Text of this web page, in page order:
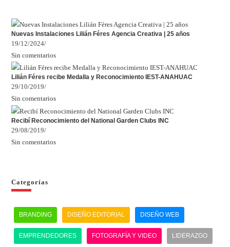
Nuevas Instalaciones Lilián Féres Agencia Creativa | 25 años
19/12/2024/
Sin comentarios
Lilián Féres recibe Medalla y Reconocimiento IEST-ANAHUAC
29/10/2019/
Sin comentarios
Recibí Reconocimiento del National Garden Clubs INC
29/08/2019/
Sin comentarios
Categorías
BRANDING DISEÑO EDITORIAL DISEÑO WEB
EMPRENDEDORES FOTOGRAFÍA Y VIDEO LIDERAZGO